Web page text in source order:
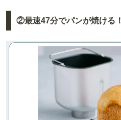
②最速47分でパンが焼ける！